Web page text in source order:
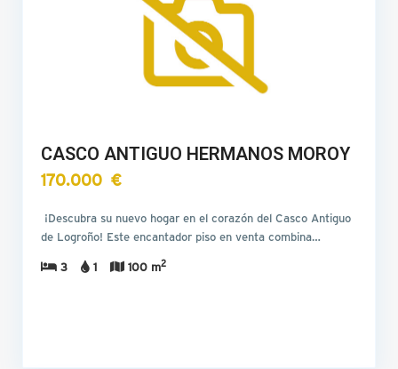
CASCO ANTIGUO HERMANOS MOROY
170.000 €
¡Descubra su nuevo hogar en el corazón del Casco Antiguo
de Logroño! Este encantador piso en venta combina…
3
1 100 m2